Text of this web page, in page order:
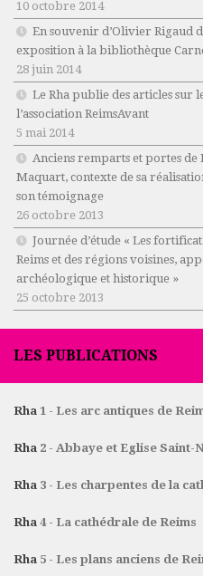
10 octobre 2014
En souvenir d’Olivier Rigaud
exposition à la bibliothèque
28 juin 2014
Le Rha publie des articles sur
l’association ReimsAvant
5 mai 2014
Anciens remparts et portes de
Maquart, contexte de sa
son témoignage
26 octobre 2013
Journée d’étude « Les
Reims et des régions voisines,
archéologique et historique »
25 octobre 2013
LES PUBLICATIONS
Rha 1 - Les arc antiques de
Rha 2 - Abbaye et Eglise Saint-
Rha 3 - Les charpentes de la
Rha 4 - La cathédrale de Reims
Rha 5 - Les plans anciens de